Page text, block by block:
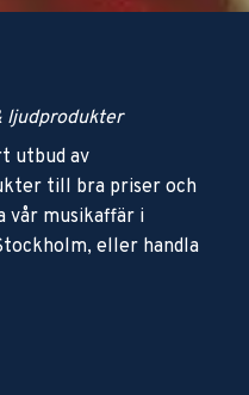
ljudprodukter
utbud av
till bra priser och
vår musikaffär i
eller handla